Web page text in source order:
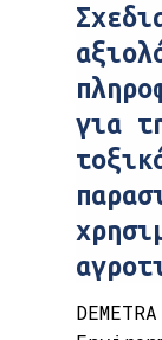
για